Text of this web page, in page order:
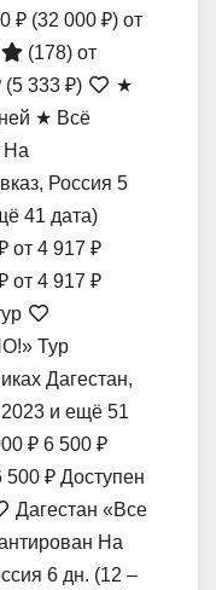
₽ (32 000 ₽) от
(178) от
(5 333 ₽)
★
★ Всё
На
Россия 5
41 дата)
от 4 917 ₽
от 4 917 ₽
Тур
Дагестан,
и ещё 51
₽ 6 500 ₽
500 ₽ Доступен
Дагестан «Все
На
6 дн. (12 –